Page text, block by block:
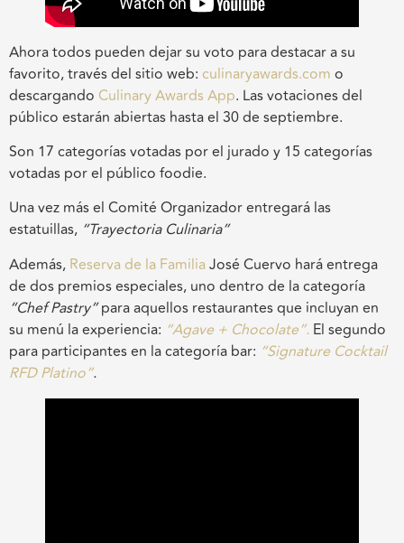
Ahora todos pueden dejar su voto para destacar a su
favorito, través del sitio web: culinaryawards.com o
descargando Culinary Awards App. Las votaciones del
público estarán abiertas hasta el 30 de septiembre.
Son 17 categorías votadas por el jurado y 15 categorías
votadas por el público foodie.
Una vez más el Comité Organizador entregará las
estatuillas, “Trayectoria Culinaria”
Además, Reserva de la FamiliaJosé Cuervo hará entrega
de dos premios especiales, uno dentro de la categoría
“Chef Pastry”para aquellos restaurantes que incluyan en
su menú la experiencia: “Agave + Chocolate”. El segundo
para participantes en la categoría bar: “Signature Cocktail
RFD Platino”.